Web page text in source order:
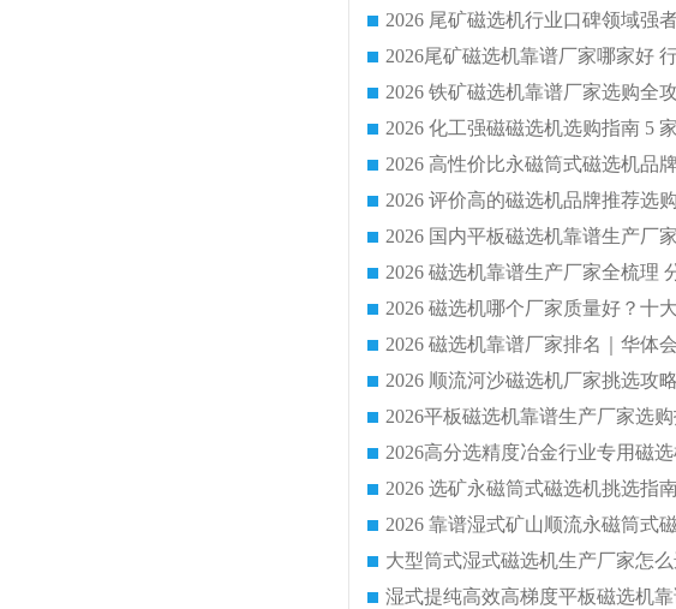
2026 化工强磁磁选机选购指南 5
2026 磁选机哪个厂家质量好？十